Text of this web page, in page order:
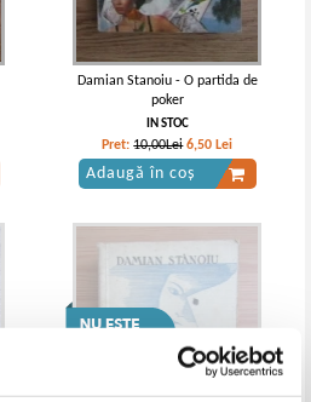
Damian Stanoiu - O partida de
poker
IN STOC
Pret:10,00Lei 6,50 Lei
Adaugă în coș